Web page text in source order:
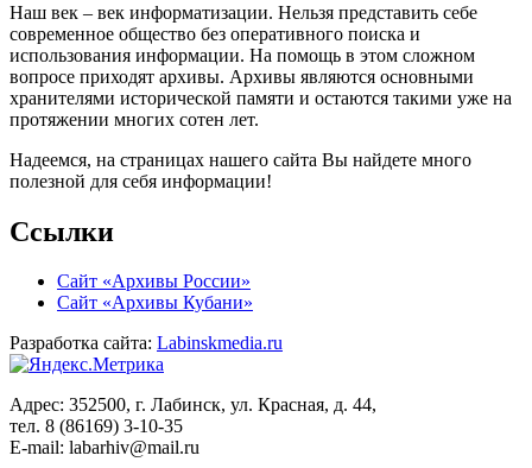
Наш век – век информатизации. Нельзя представить себе
современное общество без оперативного поиска и
использования информации. На помощь в этом сложном
вопросе приходят архивы. Архивы являются основными
хранителями исторической памяти и остаются такими уже на
протяжении многих сотен лет.
Надеемся, на страницах нашего сайта Вы найдете много
полезной для себя информации!
Ссылки
Сайт «Архивы России»
Сайт «Архивы Кубани»
Разработка сайта: Labinskmedia.ru
Адрес: 352500, г. Лабинск, ул. Красная, д. 44,
тел. 8 (86169) 3-10-35
E-mail: labarhiv@mail.ru